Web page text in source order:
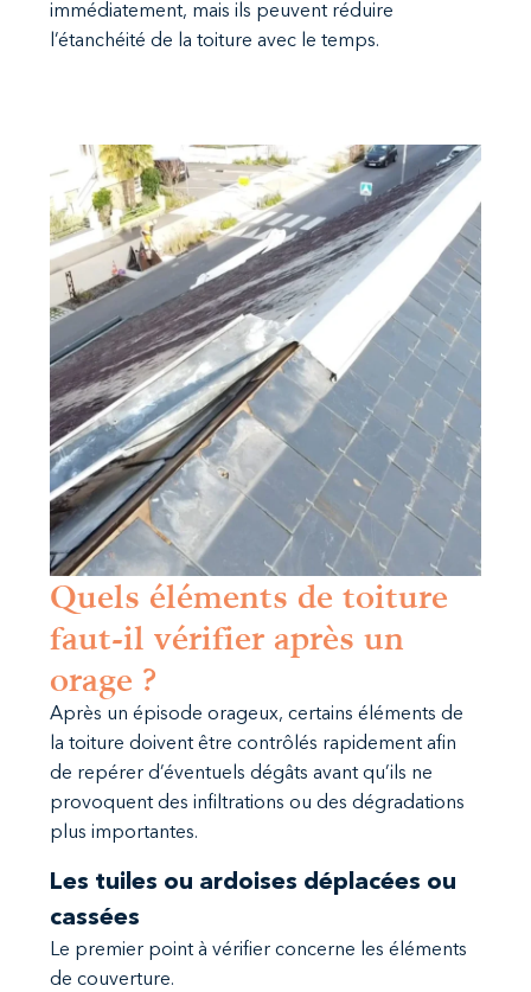
immédiatement, mais ils peuvent réduire
l’étanchéité de la toiture avec le temps.
Quels éléments de toiture
faut-il vérifier après un
orage ?
Après un épisode orageux, certains éléments de
la toiture doivent être contrôlés rapidement afin
de repérer d’éventuels dégâts avant qu’ils ne
provoquent des infiltrations ou des dégradations
plus importantes.
Les tuiles ou ardoises déplacées ou
cassées
Le premier point à vérifier concerne les éléments
de couverture.